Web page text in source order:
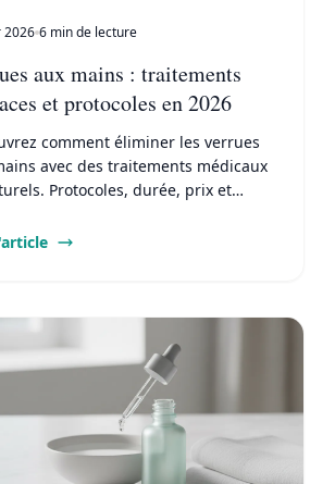
2026 6 min de lecture
aux mains : traitements
et protocoles en 2026
comment éliminer les verrues
avec des traitements médicaux
Protocoles, durée, prix et